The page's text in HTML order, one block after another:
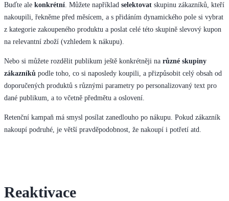
Buďte ale konkrétní . Můžete například selektovat skupinu zákazníků, kteří
nakoupili, řekněme před měsícem, a s přidáním dynamického pole si vybrat
z kategorie zakoupeného produktu a poslat celé této skupině slevový kupon
na relevantní zboží (vzhledem k nákupu).
Nebo si můžete rozdělit publikum ještě konkrétněji na různé skupiny
zákazníků podle toho, co si naposledy koupili, a přizpůsobit celý obsah od
doporučených produktů s různými parametry po personalizovaný text pro
dané publikum, a to včetně předmětu a oslovení.
Retenční kampaň má smysl posílat zanedlouho po nákupu. Pokud zákazník
nakoupí podruhé, je větší pravděpodobnost, že nakoupí i potřetí atd.
Reaktivace